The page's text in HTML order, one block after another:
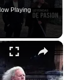
Playing
×